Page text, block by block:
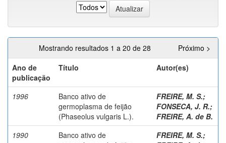
Mostrando resultados 1 a 20 de 28
Próximo >
Ano de
publicação
Título Autor(es)
1996
Banco ativo de
germoplasma de feijão
(Phaseolus vulgaris L.).
FREIRE, M. S.;
FONSECA, J. R.;
FREIRE, A. de B.
1990
Banco ativo de
FREIRE, M. S.;